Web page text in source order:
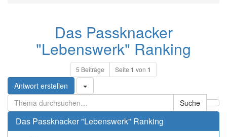
Das Passknacker
"Lebenswerk" Ranking
5 Beiträge Seite 1 von 1
Antwort erstellen
Suche
Das Passknacker "Lebenswerk" Ranking